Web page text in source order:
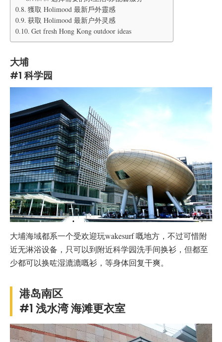
獲取 Holimood 最新戶外靈感
获取 Holimood 最新户外灵感
Get fresh Hong Kong outdoor ideas
大埔
#1 科学园
大埔海域都系一个受欢迎玩wakesurf 嘅地方，不过可惜附
近无淋浴设备，只可以到附近科学园洗手间换衫，但都至
少都可以换咗湿漉漉嘅衫，等身体回复干爽。
港岛南区
#1 浅水湾 海滩更衣室